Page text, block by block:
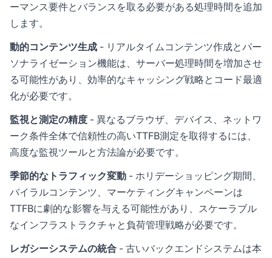
ーマンス要件とバランスを取る必要がある処理時間を追加
します。
動的コンテンツ生成 - リアルタイムコンテンツ作成とパー
ソナライゼーション機能は、サーバー処理時間を増加させ
る可能性があり、効率的なキャッシング戦略とコード最適
化が必要です。
監視と測定の精度 - 異なるブラウザ、デバイス、ネットワ
ーク条件全体で信頼性の高いTTFB測定を取得するには、
高度な監視ツールと方法論が必要です。
季節的なトラフィック変動 - ホリデーショッピング期間、
バイラルコンテンツ、マーケティングキャンペーンは
TTFBに劇的な影響を与える可能性があり、スケーラブル
なインフラストラクチャと負荷管理戦略が必要です。
レガシーシステムの統合 - 古いバックエンドシステムは本